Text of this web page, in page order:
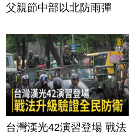
父親節中部以北防雨彈
台灣漢光42演習登場 戰法